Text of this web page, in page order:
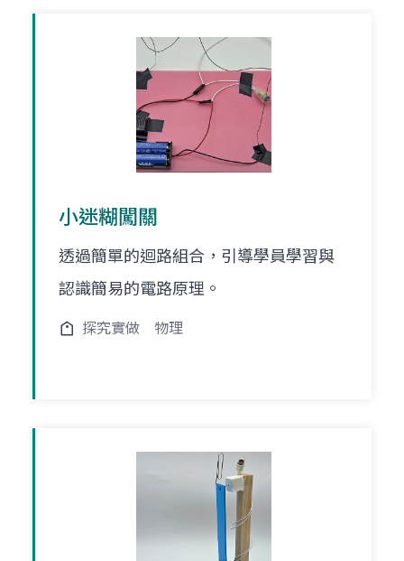
小迷糊闖關
透過簡單的迴路組合，引導學員學習與
認識簡易的電路原理。
探究實做 物理